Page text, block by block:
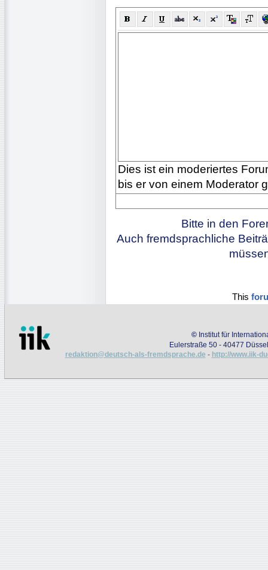
Dies ist ein moderiertes
bis er von einem Moderator
Bitte in den
Auch fremdsprachliche
This
© Institut für
Eulerstraße 50 - 40477
redaktion@deutsch-als-fremdsprache.de - http://www.iik-